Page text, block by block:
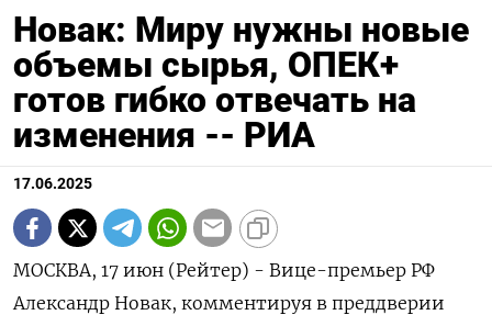
Новак: Миру нужны новые
объемы сырья, ОПЕК+
готов гибко отвечать на
изменения -- РИА
17.06.2025
МОСКВА, 17 июн (Рейтер) - Вице-премьер РФ
Александр Новак, комментируя в преддверии